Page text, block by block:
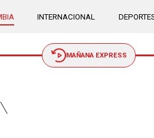
INTERNACIONAL
MAÑANA EXPRESS